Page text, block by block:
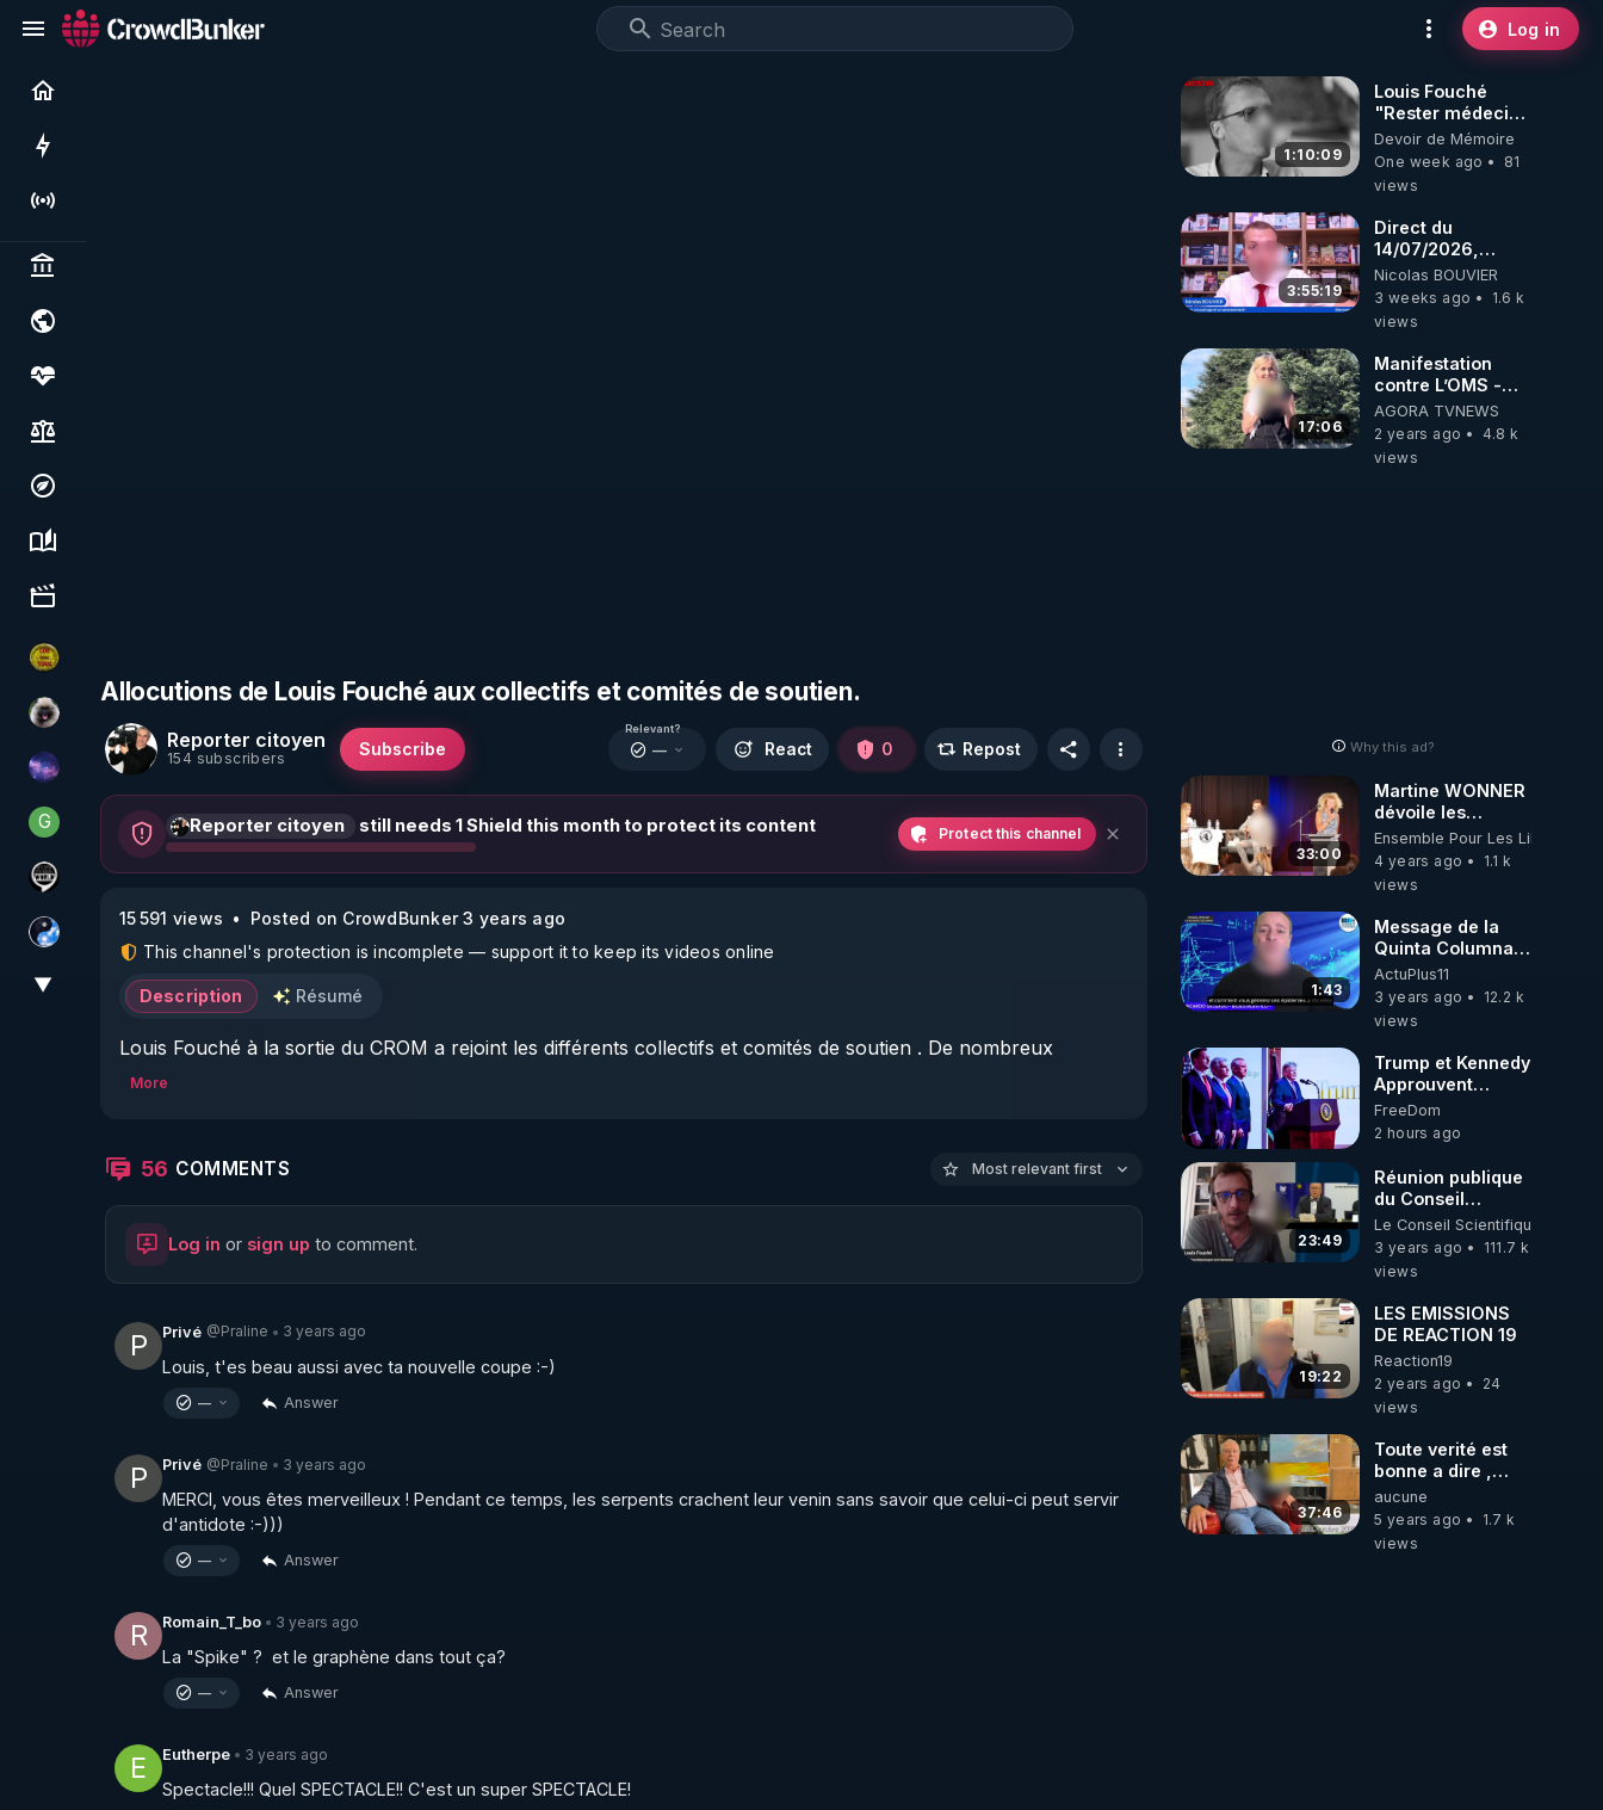
Log in
Live
Politics & institutions
Society, justice & freedoms
Economy, environment & technology
Science, history & spirituality
Culture, media & entertainment
CDS pour TOUS
Priscane
Devoir de Mémoire
G Generousbear
Notre Réalité Est Falsifiée Et Fausse
Chercheur de vérité
▼
Allocutions de Louis Fouché aux collectifs et comités de soutien.
Reporter citoyen
154 subscribers Subscribe
Relevant?
— React 0 Repost
Reporter citoyen still needs 1 Shield this month to protect its content Protect this channel
15 591 views
Posted on CrowdBunker 3 years ago
This channel's protection is incomplete — support it to keep its videos online
Description Résumé
Louis Fouché à la sortie du CROM a rejoint les différents collectifs et comités de soutien . De nombreux
intervenants ont pris la parole pour le remercier et pour témoigner leur gratitude.
More
56 COMMENTS Most relevant first
Log in or sign up to comment.
P Privé @Praline • 3 years ago
Louis, t'es beau aussi avec ta nouvelle coupe :-)
— Answer
P Privé @Praline • 3 years ago
MERCI, vous êtes merveilleux ! Pendant ce temps, les serpents crachent leur venin sans savoir que celui-ci peut servir
d'antidote :-)))
— Answer
R Romain_T_bo • 3 years ago
La "Spike" ?  et le graphène dans tout ça?
— Answer
E Eutherpe • 3 years ago
Spectacle!!! Quel SPECTACLE!! C'est un super SPECTACLE!
1:10:09
Louis Fouché
"Rester médecin
dans un monde
devenu fou".
Devoir de Mémoire
One week ago
81
views
3:55:19
Direct du
14/07/2026,
présenté par
Nicolas BOUVIER
Nicolas BOUVIER
3 weeks ago
1.6 k
views
17:06
Manifestation
contre L’OMS -
Astrid
Stuckelberger-
censure YouTube
AGORA TVNEWS
2 years ago
4.8 k
views
Why this ad?
33:00
Martine WONNER
dévoile les
coulisses de son
mandat
Ensemble Pour Les Libertés
4 years ago
1.1 k
views
1:43
Message de la
Quinta Columna
aux criminels aux
seringues et à
leurs complices
ActuPlus11
3 years ago
12.2 k
views
Trump et Kennedy
Approuvent
l'Injection
Antigrippale à
ARNm de
Moderna, malgré
un Bénéfice
1% et des Effets
Secondaires six
fois plus Graves !
https://
trump-approuve-
le-vax.html#more
FreeDom
2 hours ago
23:49
Réunion publique
du Conseil
Scientifique
Indépendant
Le Conseil Scientifique
3 years ago
111.7 k
views
19:22
LES EMISSIONS
DE REACTION 19
Reaction19
2 years ago
24
views
37:46
Toute verité est
bonne a dire ,
professeur
Fourtillan ...
aucune
5 years ago
1.7 k
views